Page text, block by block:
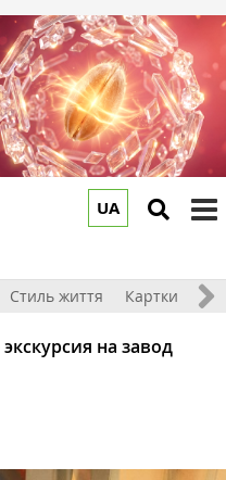
UA
Стиль життя Картки
на завод